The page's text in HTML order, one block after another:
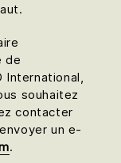
de
International,
souhaitez
contacter
un e-
.